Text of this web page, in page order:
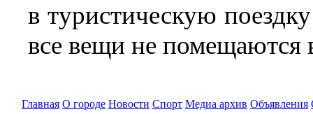
в туристическую
все вещи не помещаются
Главная О городе Новости Спорт Медиа архив Объявления